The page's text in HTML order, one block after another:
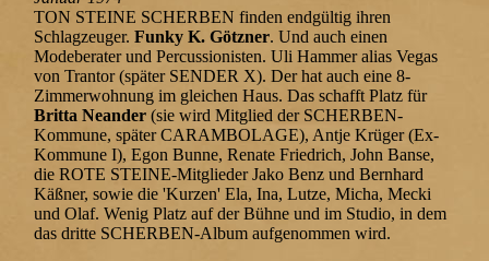
TON STEINE SCHERBEN finden endgültig ihren
Schlagzeuger.Funky K. Götzner. Und auch einen
Modeberater und Percussionisten. Uli Hammer alias Vegas
von Trantor (später SENDER X). Der hat auch eine 8-
Zimmerwohnung im gleichen Haus. Das schafft Platz für
Britta Neander (sie wird Mitglied der SCHERBEN-
Kommune, später CARAMBOLAGE), Antje Krüger (Ex-
Kommune I), Egon Bunne, Renate Friedrich, John Banse,
die ROTE STEINE-Mitglieder Jako Benz und Bernhard
Käßner, sowie die 'Kurzen' Ela, Ina, Lutze, Micha, Mecki
und Olaf. Wenig Platz auf der Bühne und im Studio, in dem
das dritte SCHERBEN-Album aufgenommen wird.